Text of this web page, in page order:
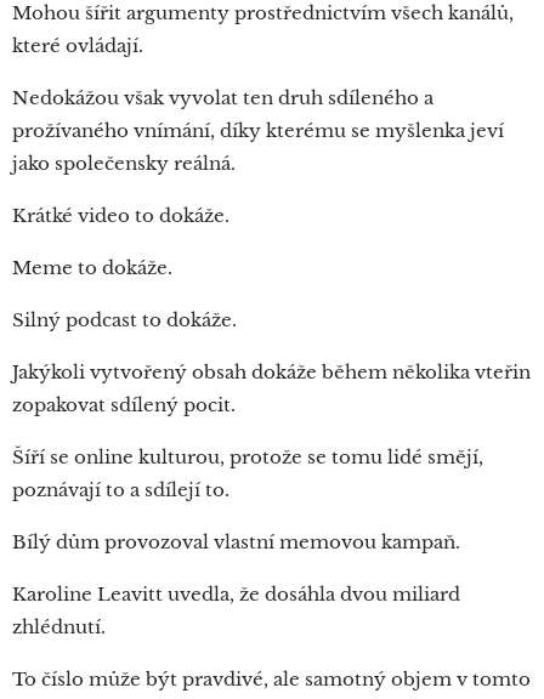
Mohou šířit argumenty prostřednictvím všech kanálů,
které ovládají.
Nedokážou však vyvolat ten druh sdíleného a
prožívaného vnímání, díky kterému se myšlenka jeví
jako společensky reálná.
Krátké video to dokáže.
Meme to dokáže.
Silný podcast to dokáže.
Jakýkoli vytvořený obsah dokáže během několika vteřin
zopakovat sdílený pocit.
Šíří se online kulturou, protože se tomu lidé smějí,
poznávají to a sdílejí to.
Bílý dům provozoval vlastní memovou kampaň.
Karoline Leavitt uvedla, že dosáhla dvou miliard
zhlédnutí.
To číslo může být pravdivé, ale samotný objem v tomto